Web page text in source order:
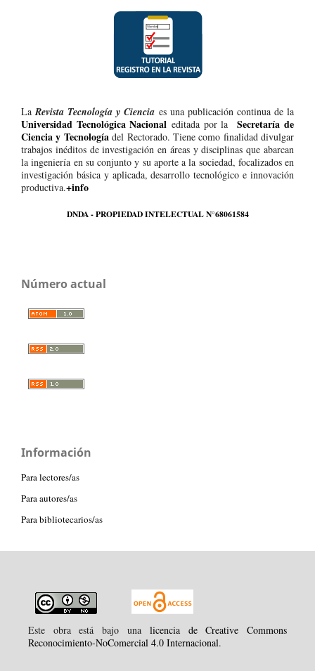
LaRevista Tecnología y Ciencia es una publicación continua de la
Universidad Tecnológica Nacional editada por laSecretaría de
Ciencia y Tecnología del Rectorado. Tiene como finalidad divulgar
trabajos inéditos de investigación en áreas y disciplinas que abarcan
la ingeniería en su conjunto y su aporte a la sociedad, focalizados en
investigación básica y aplicada, desarrollo tecnológico e innovación
productiva.+info
DNDA - PROPIEDAD INTELECTUAL N°68061584
Número actual
Información
Para lectores/as
Para autores/as
Para bibliotecarios/as
Este obra está bajo una licencia de Creative Commons
Reconocimiento-NoComercial 4.0 Internacional.